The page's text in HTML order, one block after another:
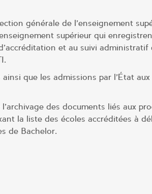
générale de l’enseignement
supérieur qui
et au suivi administratif
que les admissions par l’État aux
des documents liés aux
la liste des écoles accréditées à
de Bachelor.